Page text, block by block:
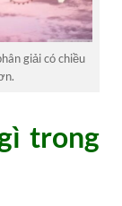
giải có chiều
trong